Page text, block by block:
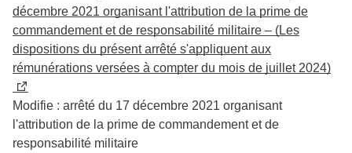
décembre 2021 organisant l'attribution de la prime de
commandement et de responsabilité militaire – (Les
dispositions du présent arrêté s'appliquent aux
rémunérations versées à compter du mois de juillet 2024)
Modifie : arrêté du 17 décembre 2021 organisant
l'attribution de la prime de commandement et de
responsabilité militaire